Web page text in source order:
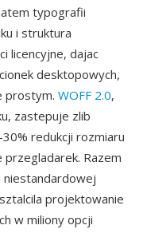
typografii
i struktura
licencyjne, dajac
desktopowych,
prostym. WOFF 2.0,
zastepuje zlib
redukcji rozmiaru
przegladarek. Razem
niestandardowej
projektowanie
w miliony opcji